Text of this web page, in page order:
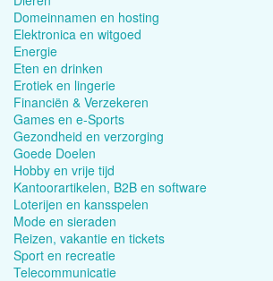
Domeinnamen en hosting
Elektronica en witgoed
Energie
Eten en drinken
Erotiek en lingerie
Financiën & Verzekeren
Games en e-Sports
Gezondheid en verzorging
Goede Doelen
Hobby en vrije tijd
Kantoorartikelen, B2B en software
Loterijen en kansspelen
Mode en sieraden
Reizen, vakantie en tickets
Sport en recreatie
Telecommunicatie